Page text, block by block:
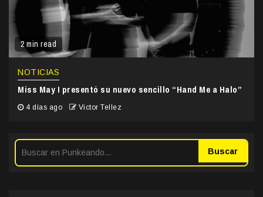
2 min read
NOTICIAS
Miss May I presentó su nuevo sencillo “Hand Me a Halo”
4 días ago Victor Tellez
Buscar